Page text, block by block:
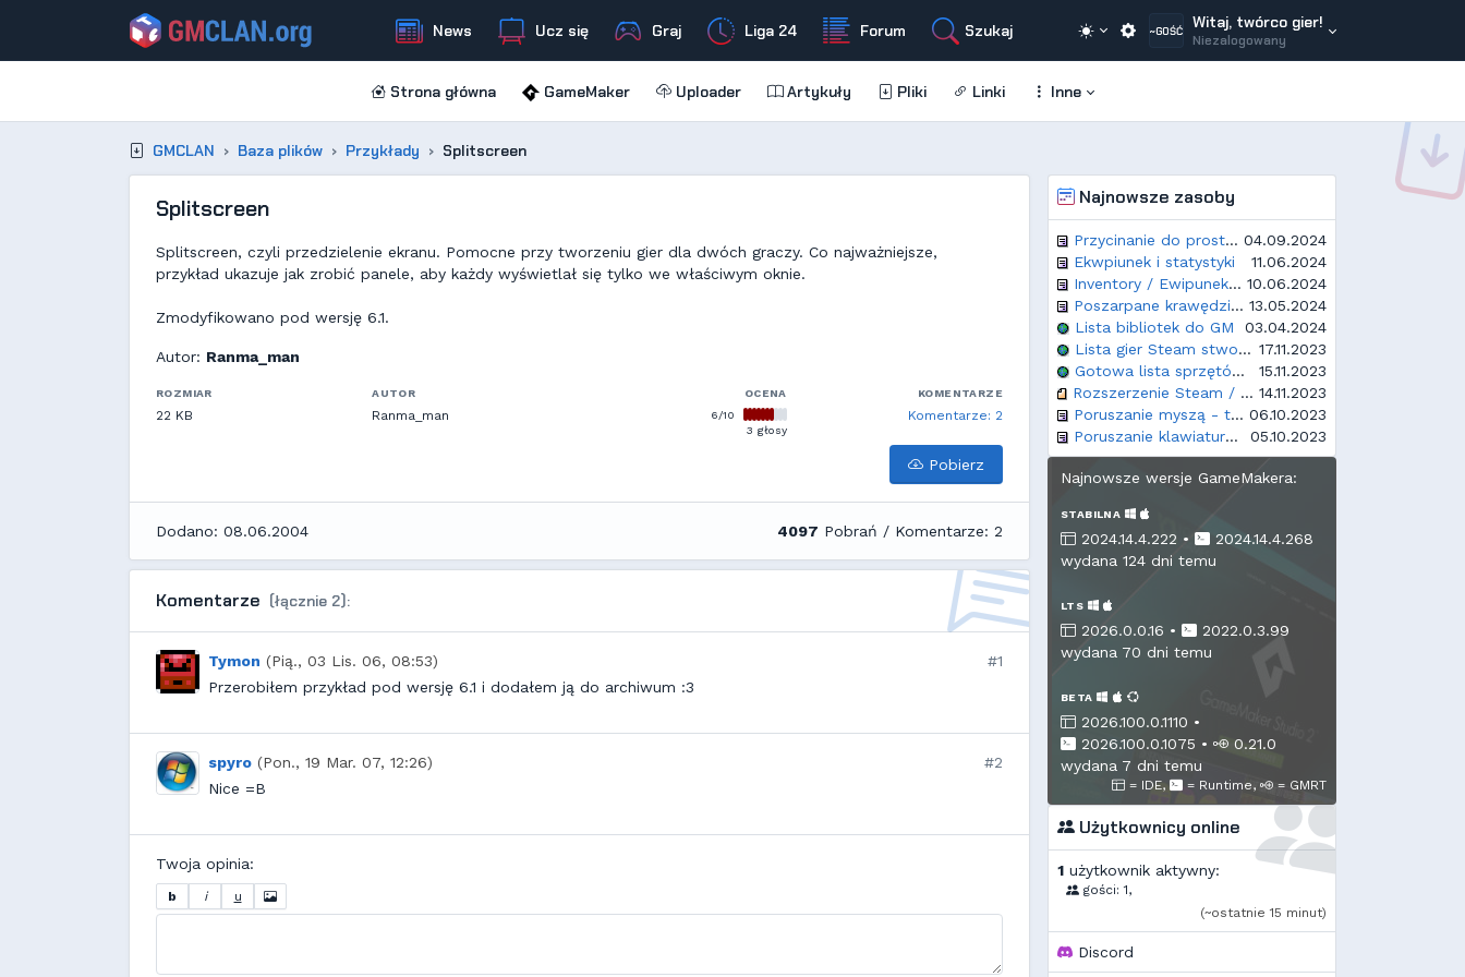
~GOŚĆ Witaj, twórco gier!
Niezalogowany
News Ucz się Graj Liga 24 Forum Szukaj
Strona główna GameMaker Uploader Artykuły Pliki Linki Inne
GMCLAN Baza plików Przykłady Splitscreen
Splitscreen
Splitscreen, czyli przedzielenie ekranu. Pomocne przy tworzeniu gier dla dwóch graczy. Co najważniejsze,
przykład ukazuje jak zrobić panele, aby każdy wyświetlał się tylko we właściwym oknie.
Zmodyfikowano pod wersję 6.1.
Autor: Ranma_man
ROZMIAR
22 KB
AUTOR
Ranma_man
OCENA
6/10
3 głosy
KOMENTARZE
Komentarze: 2
Pobierz
Dodano: 08.06.2004 4097 Pobrań / Komentarze: 2
Komentarze (łącznie 2):
Tymon (Pią., 03 Lis. 06, 08:53)
#1
Przerobiłem przykład pod wersję 6.1 i dodałem ją do archiwum :3
spyro (Pon., 19 Mar. 07, 12:26)
#2
Nice =B
Twoja opinia:
b i u
Najnowsze zasoby
Przycinanie do prostokątnego obszaru
04.09.2024
Ekwpiunek i statystyki
11.06.2024
Inventory / Ewipunek / Plecak - proste rozwiązanie
10.06.2024
Poszarpane krawędzie w Opera GX
13.05.2024
Lista bibliotek do GM
03.04.2024
Lista gier Steam stworzonych w GameMakerze
17.11.2023
Gotowa lista sprzętów i rozdzielczości dla GM
15.11.2023
Rozszerzenie Steam / Steamworks
14.11.2023
Poruszanie myszą - top down
06.10.2023
Poruszanie klawiaturą - top down
05.10.2023
Najnowsze wersje GameMakera:
STABILNA
2024.14.4.222 •
2024.14.4.268
wydana 124 dni temu
LTS
2026.0.0.16 •
2022.0.3.99
wydana 70 dni temu
BETA
2026.100.0.1110 •
2026.100.0.1075 •
0.21.0
wydana 7 dni temu
= IDE, = Runtime, = GMRT
Użytkownicy online
1 użytkownik aktywny:
gości: 1,
(~ostatnie 15 minut)
Discord